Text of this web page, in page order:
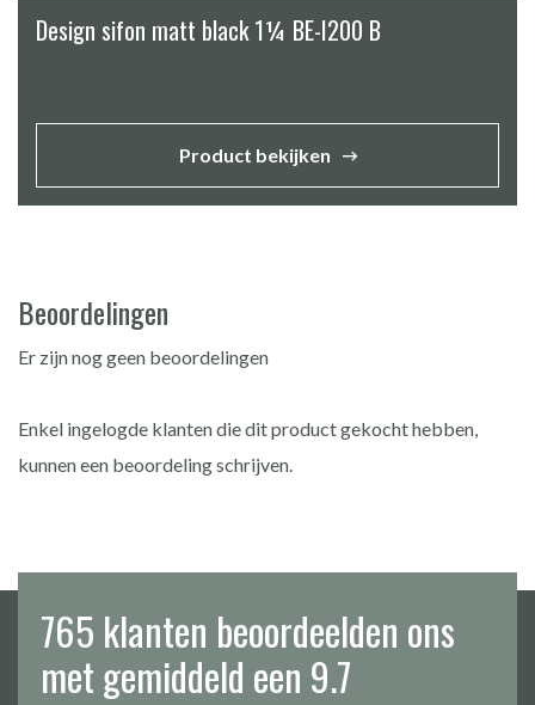
Design sifon matt black 1¼ BE-I200 B
Product bekijken
Beoordelingen
Er zijn nog geen beoordelingen
Enkel ingelogde klanten die dit product gekocht hebben,
kunnen een beoordeling schrijven.
765 klanten beoordeelden ons
met gemiddeld een 9.7